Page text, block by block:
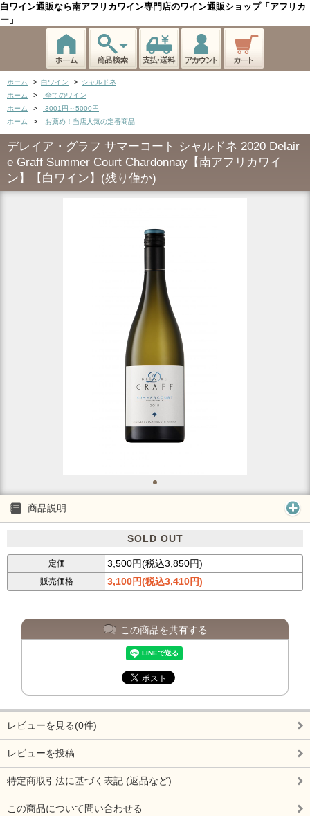
白ワイン通販なら南アフリカワイン専門店のワイン通販ショップ「アフリカ
ー」
ホーム > 白ワイン > シャルドネ
ホーム
>
全てのワイン
ホーム
>
3001円～5000円
ホーム
> お薦め！当店人気の定番商品
デレイア・グラフ サマーコート シャルドネ 2020 Delair
e Graff Summer Court Chardonnay【南アフリカワイ
ン】【白ワイン】(残り僅か)
商品説明
SOLD OUT
定価 3,500円(税込3,850円)
販売価格 3,100円(税込3,410円)
この商品を共有する
レビューを見る(0件)
レビューを投稿
特定商取引法に基づく表記 (返品など)
この商品について問い合わせる